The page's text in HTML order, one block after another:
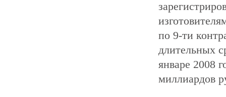
по 9-ти
длительных
январе 2008
миллиардов